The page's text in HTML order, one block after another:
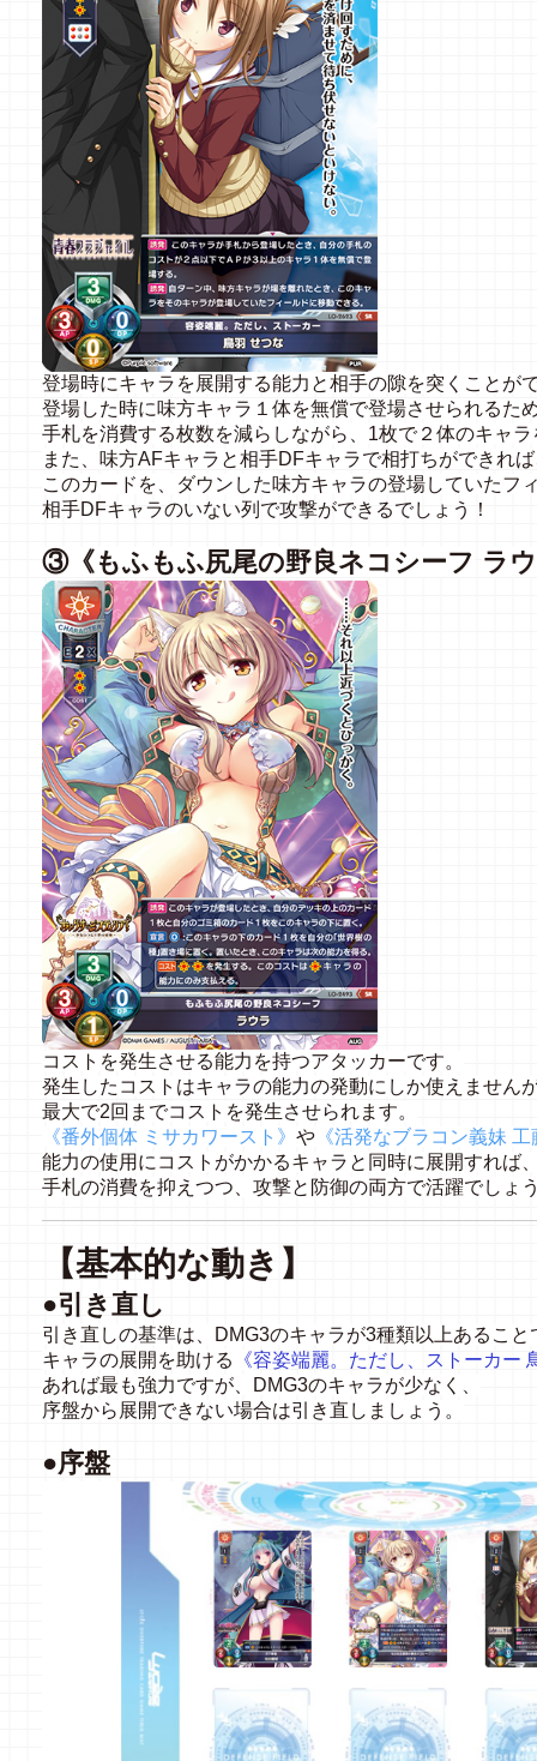
登場時にキャラを展開する能力と相手の隙を突くことが
登場した時に味方キャラ１体を無償で登場させられるた
手札を消費する枚数を減らしながら、1枚で２体のキャ
また、味方AFキャラと相手DFキャラで相打ちができれ
このカードを、ダウンした味方キャラの登場していたフ
相手DFキャラのいない列で攻撃ができるでしょう！
③《もふもふ尻尾の野良ネコシーフ ラ
コストを発生させる能力を持つアタッカーです。
発生したコストはキャラの能力の発動にしか使えません
最大で2回までコストを発生させられます。
《番外個体 ミサカワースト》 や 《活発なブラコン義妹
能力の使用にコストがかかるキャラと同時に展開すれば
手札の消費を抑えつつ、攻撃と防御の両方で活躍でしょ
【基本的な動き】
●引き直し
引き直しの基準は、DMG3のキャラが3種類以上あること
キャラの展開を助ける
《容姿端麗。ただし、ストーカー
あれば最も強力ですが、DMG3のキャラが少なく、
序盤から展開できない場合は引き直しましょう。
●序盤